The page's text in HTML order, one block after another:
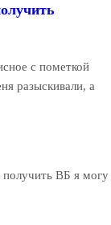
с пометкой
разыскивали, а
получить ВБ я могу